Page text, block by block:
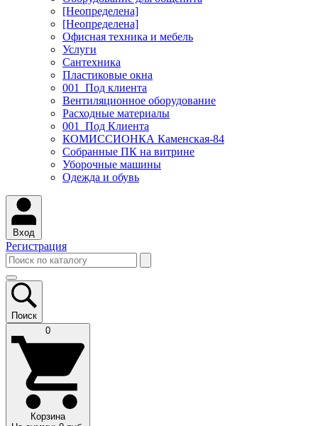
[Неопределена]
[Неопределена]
Офисная техника и мебель
Услуги
Сантехника
Пластиковые окна
001_Под клиента
Вентиляционное оборудование
Расходные материалы
001_Под Клиента
КОМИССИОНКА Каменская-84
Собранные ПК на витрине
Уборочные машины
Одежда и обувь
Вход
Регистрация
Поиск
0
Корзина